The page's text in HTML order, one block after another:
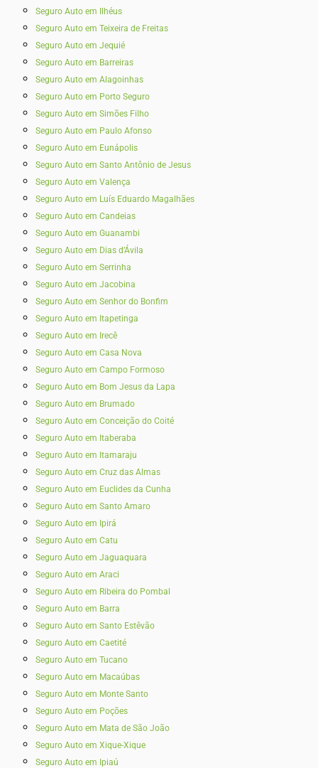
Seguro Auto em Ilhéus
Seguro Auto em Teixeira de Freitas
Seguro Auto em Jequié
Seguro Auto em Barreiras
Seguro Auto em Alagoinhas
Seguro Auto em Porto Seguro
Seguro Auto em Simões Filho
Seguro Auto em Paulo Afonso
Seguro Auto em Eunápolis
Seguro Auto em Santo Antônio de Jesus
Seguro Auto em Valença
Seguro Auto em Luís Eduardo Magalhães
Seguro Auto em Candeias
Seguro Auto em Guanambi
Seguro Auto em Dias d’Ávila
Seguro Auto em Serrinha
Seguro Auto em Jacobina
Seguro Auto em Senhor do Bonfim
Seguro Auto em Itapetinga
Seguro Auto em Irecê
Seguro Auto em Casa Nova
Seguro Auto em Campo Formoso
Seguro Auto em Bom Jesus da Lapa
Seguro Auto em Brumado
Seguro Auto em Conceição do Coité
Seguro Auto em Itaberaba
Seguro Auto em Itamaraju
Seguro Auto em Cruz das Almas
Seguro Auto em Euclides da Cunha
Seguro Auto em Santo Amaro
Seguro Auto em Ipirá
Seguro Auto em Catu
Seguro Auto em Jaguaquara
Seguro Auto em Araci
Seguro Auto em Ribeira do Pombal
Seguro Auto em Barra
Seguro Auto em Santo Estêvão
Seguro Auto em Caetité
Seguro Auto em Tucano
Seguro Auto em Macaúbas
Seguro Auto em Monte Santo
Seguro Auto em Poções
Seguro Auto em Mata de São João
Seguro Auto em Xique-Xique
Seguro Auto em Ipiaú